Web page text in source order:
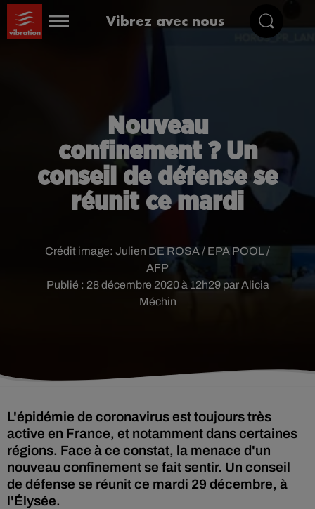
Vibrez avec nous
Nouveau
confinement ? Un
conseil de défense se
réunit ce mardi
Publié : 28 décembre 2020 à 12h29 par Alicia
Méchin
Crédit image: Julien DE ROSA / EPA POOL /
AFP
L'épidémie de coronavirus est toujours très
active en France, et notamment dans certaines
régions. Face à ce constat, la menace d'un
nouveau confinement se fait sentir. Un conseil
de défense se réunit ce mardi 29 décembre, à
l'Élysée.